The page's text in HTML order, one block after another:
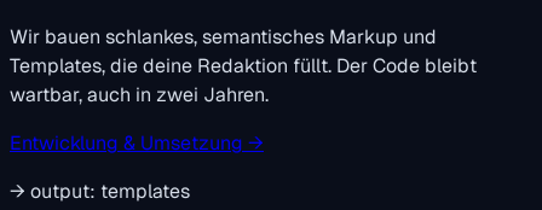
Wir bauen schlankes, semantisches Markup und
Templates, die deine Redaktion füllt. Der Code bleibt
wartbar, auch in zwei Jahren.
Entwicklung & Umsetzung →
→ output: templates